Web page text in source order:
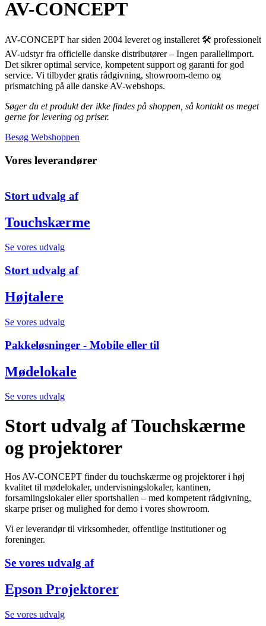
AV-CONCEPT
AV-CONCEPT har siden 2004 leveret og installeret 🛠️ professionelt
AV-udstyr fra officielle danske distributører – Ingen parallelimport.
Det sikrer optimal service, kompetent support og garanti for god
service. Vi tilbyder gratis rådgivning, showroom-demo og
prismatching på alle danske AV-webshops.
Søger du et produkt der ikke findes på shoppen, så kontakt os meget
gerne for levering og priser.
Besøg Webshoppen
Vores leverandører
Stort udvalg af
Touchskærme
Se vores udvalg
Stort udvalg af
Højtalere
Se vores udvalg
Pakkeløsninger - Mobile eller til
Mødelokale
Se vores udvalg
Stort udvalg af Touchskærme
og projektorer
Hos AV-CONCEPT finder du touchskærme og projektorer i høj
kvalitet til mødelokaler, undervisningslokaler, kantinen,
forsamlingslokaler eller sportshallen – med kompetent rådgivning,
skarpe priser og mulighed for demo i vores showroom.
Vi er leverandør til virksomheder, offentlige institutioner og
foreninger.
Se vores udvalg af
Epson Projektorer
Se vores udvalg